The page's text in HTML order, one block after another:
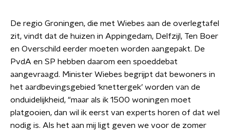
De regio Groningen, die met Wiebes aan de overlegtafel
zit, vindt dat de huizen in Appingedam, Delfzijl, Ten Boer
en Overschild eerder moeten worden aangepakt. De
PvdA en SP hebben daarom een spoeddebat
aangevraagd. Minister Wiebes begrijpt dat bewoners in
het aardbevingsgebied ‘knettergek’ worden van de
onduidelijkheid, "maar als ik 1500 woningen moet
platgooien, dan wil ik eerst van experts horen of dat wel
nodig is. Als het aan mij ligt geven we voor de zomer